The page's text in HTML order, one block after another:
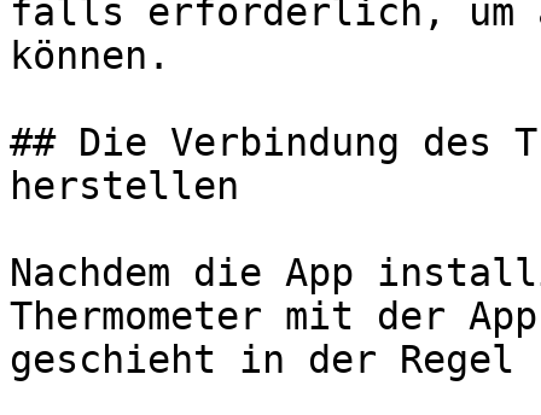
falls erforderlich, um
können.
## Die Verbindung des
herstellen
Nachdem die App
Thermometer mit der
geschieht in der Regel